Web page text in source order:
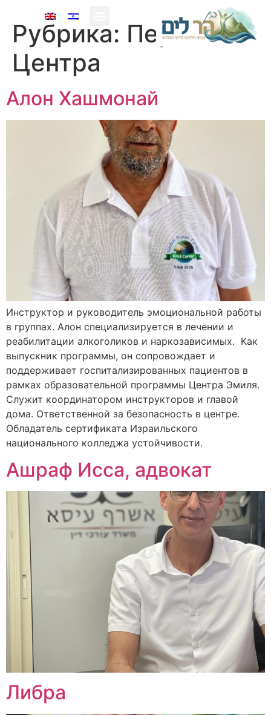
Рубрика: Персонал
Центра
Алон Хашмонай
Инструктор и руководитель эмоциональной работы
в группах. Алон специализируется в лечении и
реабилитации алкоголиков и наркозависимых. Как
выпускник программы, он сопровождает и
поддерживает госпитализированных пациентов в
рамках образовательной программы Центра Эмиля.
Служит координатором инструкторов и главой
дома. Ответственной за безопасность в центре.
Обладатель сертификата Израильского
национального колледжа устойчивости.
Ашраф Исса, адвокат
Либра